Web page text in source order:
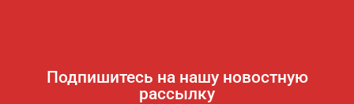
Подпишитесь на нашу новостную
рассылку